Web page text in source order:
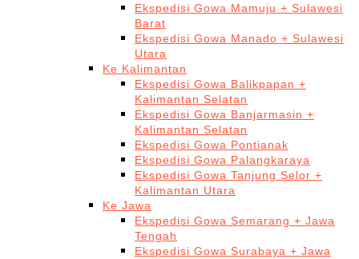
Ekspedisi Gowa Mamuju + Sulawesi
Barat
Ekspedisi Gowa Manado + Sulawesi
Utara
Ke Kalimantan
Ekspedisi Gowa Balikpapan +
Kalimantan Selatan
Ekspedisi Gowa Banjarmasin +
Kalimantan Selatan
Ekspedisi Gowa Pontianak
Ekspedisi Gowa Palangkaraya
Ekspedisi Gowa Tanjung Selor +
Kalimantan Utara
Ke Jawa
Ekspedisi Gowa Semarang + Jawa
Tengah
Ekspedisi Gowa Surabaya + Jawa